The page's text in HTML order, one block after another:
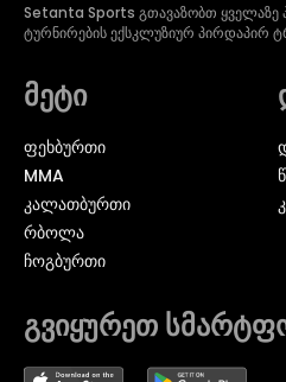
Setanta Sports გთავაზობთ
ტურნირების ექსკლუზიურ პირდაპირ
მეტი
ᲤᲔᲮᲑᲣᲠᲗᲘ
MMA
ᲙᲐᲚᲐᲗᲑᲣᲠᲗᲘ
ᲠᲑᲝᲚᲐ
ᲩᲝᲒᲑᲣᲠᲗᲘ
გვიყურეთ